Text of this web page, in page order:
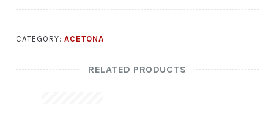
CATEGORY: ACETONA
RELATED PRODUCTS